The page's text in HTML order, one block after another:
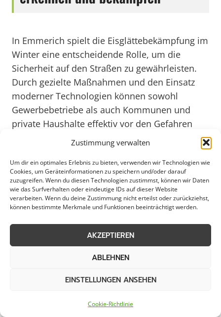
Zustimmung verwalten
Um dir ein optimales Erlebnis zu bieten, verwenden wir Technologien wie
Cookies, um Geräteinformationen zu speichern und/oder darauf
zuzugreifen. Wenn du diesen Technologien zustimmst, können wir Daten
wie das Surfverhalten oder eindeutige IDs auf dieser Website
verarbeiten. Wenn du deine Zustimmung nicht erteilst oder zurückziehst,
können bestimmte Merkmale und Funktionen beeinträchtigt werden.
AKZEPTIEREN
ABLEHNEN
EINSTELLUNGEN ANSEHEN
Cookie-Richtlinie
In Emmerich spielt die Eisglättebekämpfung im
Winter eine entscheidende Rolle, um die
Sicherheit auf den Straßen zu gewährleisten.
Durch gezielte Maßnahmen und den Einsatz
moderner Technologien können sowohl
Gewerbebetriebe als auch Kommunen und
private Haushalte effektiv vor den Gefahren
glatter Straßen geschützt werden. Streudienste
sorgen dafür, dass die Verkehrswege
rechtzeitig und zuverlässig behandelt werden,
um Unfälle und Verzögerungen zu vermeiden.
Die Stadt Emmerich setzt dabei auf
umweltfreundliche Streumittel, die sowohl
Im Falle von Eis und Schnee ist eine schnelle
Reaktion entscheidend, um die
Verkehrssicherheit zu gewährleisten.
spezialisierten Unternehmen zusammen, um